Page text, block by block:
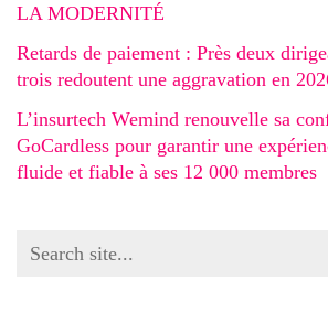
LA MODERNITÉ
Retards de paiement : Près deux
trois redoutent une aggravation en
L’insurtech Wemind renouvelle sa
GoCardless pour garantir une
fluide et fiable à ses 12 000 membres
Search